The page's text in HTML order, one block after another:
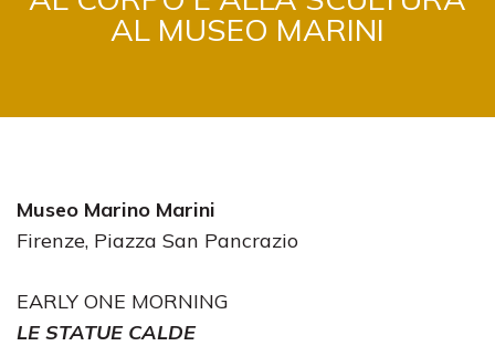
AL MUSEO MARINI
Museo Marino Marini
Firenze, Piazza San Pancrazio
EARLY ONE MORNING
LE STATUE CALDE